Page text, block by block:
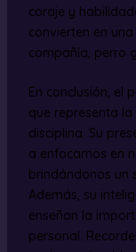
coraje y
convierten en
compañía, perro
En conclusión, el
que representa
disciplina. Su
a enfocarnos en
brindándonos un
Además, su
enseñan la
personal.